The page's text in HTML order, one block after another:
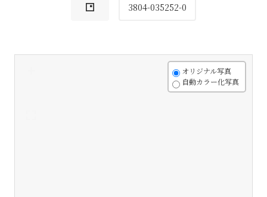
3804-035252-0
オリジナル写真
自動カラー化写真